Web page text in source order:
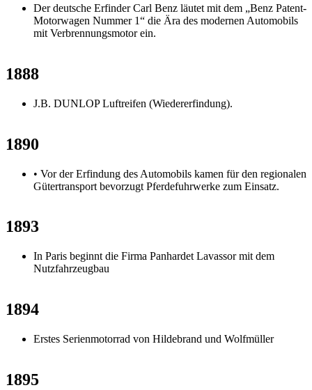
Der deutsche Erfinder Carl Benz läutet mit dem „Benz Patent-
Motorwagen Nummer 1“ die Ära des modernen Automobils
mit Verbrennungsmotor ein.
1888
J.B. DUNLOP Luftreifen (Wiedererfindung).
1890
• Vor der Erfindung des Automobils kamen für den regionalen
Gütertransport bevorzugt Pferdefuhrwerke zum Einsatz.
1893
In Paris beginnt die Firma Panhardet Lavassor mit dem
Nutzfahrzeugbau
1894
Erstes Serienmotorrad von Hildebrand und Wolfmüller
1895